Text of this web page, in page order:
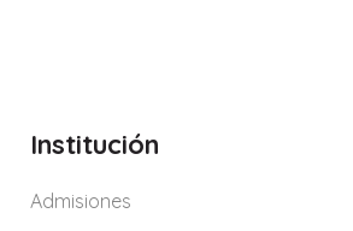
Institución
Admisiones